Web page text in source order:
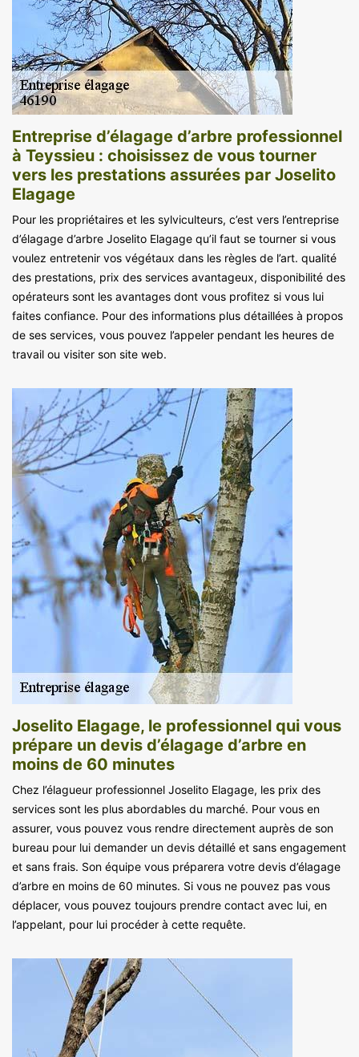
Entreprise d’élagage d’arbre professionnel
à Teyssieu : choisissez de vous tourner
vers les prestations assurées par Joselito
Elagage
Pour les propriétaires et les sylviculteurs, c’est vers l’entreprise
d’élagage d’arbre Joselito Elagage qu’il faut se tourner si vous
voulez entretenir vos végétaux dans les règles de l’art. qualité
des prestations, prix des services avantageux, disponibilité des
opérateurs sont les avantages dont vous profitez si vous lui
faites confiance. Pour des informations plus détaillées à propos
de ses services, vous pouvez l’appeler pendant les heures de
travail ou visiter son site web.
Joselito Elagage, le professionnel qui vous
prépare un devis d’élagage d’arbre en
moins de 60 minutes
Chez l’élagueur professionnel Joselito Elagage, les prix des
services sont les plus abordables du marché. Pour vous en
assurer, vous pouvez vous rendre directement auprès de son
bureau pour lui demander un devis détaillé et sans engagement
et sans frais. Son équipe vous préparera votre devis d’élagage
d’arbre en moins de 60 minutes. Si vous ne pouvez pas vous
déplacer, vous pouvez toujours prendre contact avec lui, en
l’appelant, pour lui procéder à cette requête.